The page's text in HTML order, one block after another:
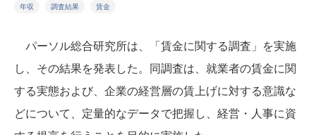
年収 調査結果 賃金
パーソル総合研究所は、「賃金に関する調査」を実施
し、その結果を発表した。同調査は、就業者の賃金に関
する実態および、企業の経営層の賃上げに対する意識な
どについて、定量的なデータで把握し、経営・人事に資